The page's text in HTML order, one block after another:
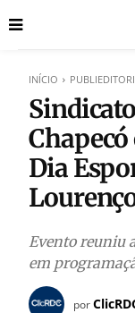
INÍCIO
Chapecó
Dia
Evento reuniu
em
por